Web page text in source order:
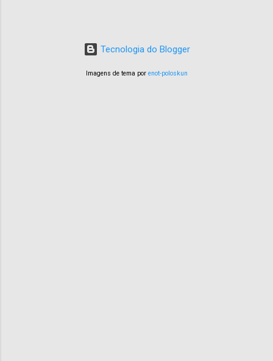
Tecnologia do Blogger
Imagens de tema por enot-poloskun